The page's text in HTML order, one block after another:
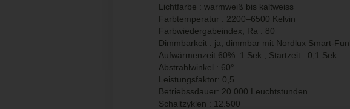
Lichtfarbe : warmweiß bis kaltweiss
Farbtemperatur : 2200–6500 Kelvin
Farbwiedergabeindex, Ra : 80
Dimmbarkeit : ja, dimmbar mit Nordlux Smart-
Aufwärmenzeit 60%: 1 Sek., Startzeit : 0,1 Sek.
Abstrahlwinkel : 60°
Leistungsfaktor: 0,5
Betriebssdauer: 20.000 Leuchtstunden
Schaltzyklen : 12.500